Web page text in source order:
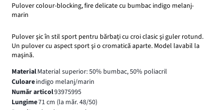
Pulover colour-blocking, fire delicate cu bumbac indigo melanj-
marin
Pulover şic în stil sport pentru bărbaţi cu croi clasic şi guler rotund.
Un pulover cu aspect sport şi o cromatică aparte. Model lavabil la
maşină.
MaterialMaterial superior: 50% bumbac, 50% poliacril
Culoareindigo melanj/marin
Număr articol93975995
Lungime71 cm (la măr. 48/50)